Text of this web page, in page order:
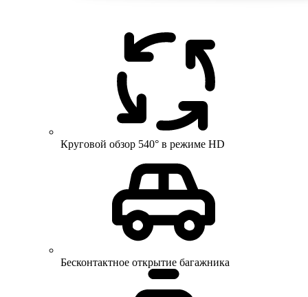
Круговой обзор 540° в режиме HD
Бесконтактное открытие багажника